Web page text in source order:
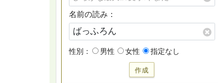
名前の読み：
性別： 男性 女性 指定なし
作成